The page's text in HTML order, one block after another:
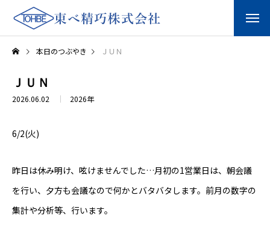
本日のつぶやき ＪＵＮ
ＪＵＮ
2026.06.02 2026年
6/2(火)
昨日は休み明け、呟けませんでした…月初の1営業日は、朝会議
を行い、夕方も会議なので何かとバタバタします。前月の数字の
集計や分析等、行います。